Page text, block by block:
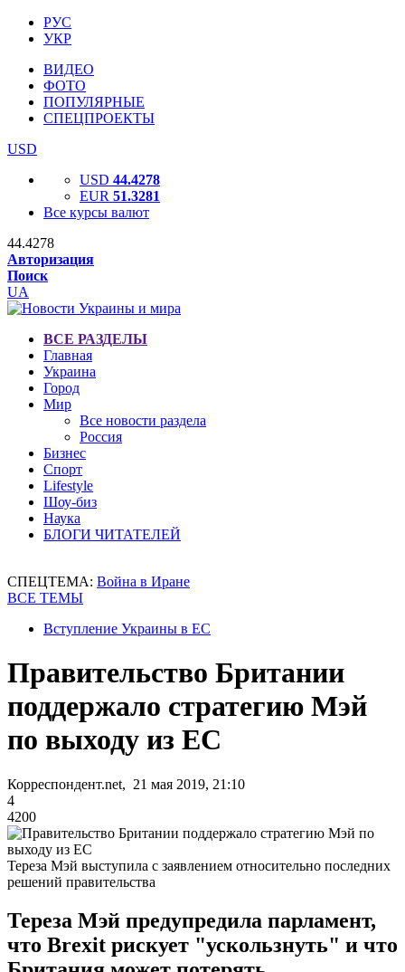
РУС
УКР
ВИДЕО
ФОТО
ПОПУЛЯРНЫЕ
СПЕЦПРОЕКТЫ
USD
USD 44.4278
EUR 51.3281
Все курсы валют
44.4278
Авторизация
Поиск
UA
ВСЕ РАЗДЕЛЫ
Главная
Украина
Город
Мир
Все новости раздела
Россия
Бизнес
Спорт
Lifestyle
Шоу-биз
Наука
БЛОГИ ЧИТАТЕЛЕЙ
СПЕЦТЕМА: Война в Иране
ВСЕ ТЕМЫ
Вступление Украины в ЕС
Правительство Британии
поддержало стратегию Мэй
по выходу из ЕС
Корреспондент.net, 21 мая 2019, 21:10
4
4200
Тереза Мэй выступила с заявлением относительно последних
решений правительства
Тереза Мэй предупредила парламент,
что Brexit рискует "ускользнуть" и что